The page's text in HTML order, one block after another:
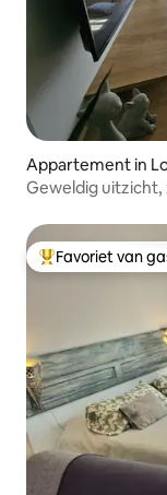
Appartement in
Geweldig
Topfavoriet van
Favoriet van